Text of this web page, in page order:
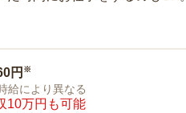
円 ※
給により異なる
10万円も可能